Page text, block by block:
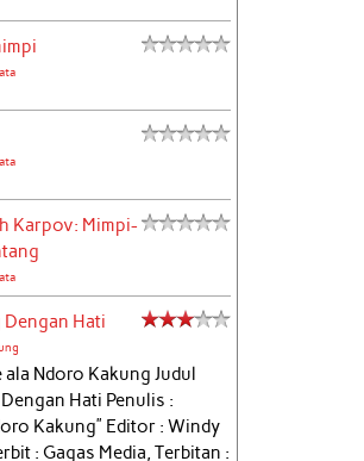
Karpov: Mimpi-
Dengan Hati
Ndoro Kakung Judul
Hati Penulis :
Kakung” Editor : Windy
: Gagas Media, Terbitan :